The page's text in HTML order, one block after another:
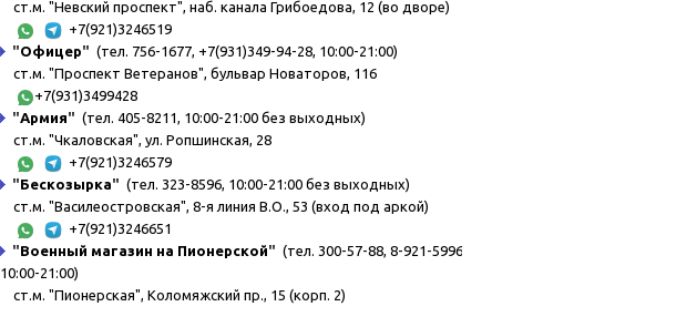
ст.м. "Невский проспект", наб. канала Грибоедова, 12 (во дворе)
+7(921)3246519
"Офицер" (тел. 756-1677, +7(931)349-94-28, 10:00-21:00)
ст.м. "Проспект Ветеранов", бульвар Новаторов, 116
+7(931)3499428
"Армия" (тел. 405-8211, 10:00-21:00 без выходных)
ст.м. "Чкаловская", ул. Ропшинская, 28
+7(921)3246579
"Бескозырка" (тел. 323-8596, 10:00-21:00 без выходных)
ст.м. "Василеостровская", 8-я линия В.О., 53 (вход под аркой)
+7(921)3246651
"Военный магазин на Пионерской" (тел. 300-57-88, 8-921-5996947,
10:00-21:00)
ст.м. "Пионерская", Коломяжский пр., 15 (корп. 2)